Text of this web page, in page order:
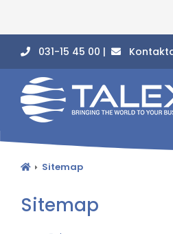
031-15 45 00 |
Sitemap
Sitemap